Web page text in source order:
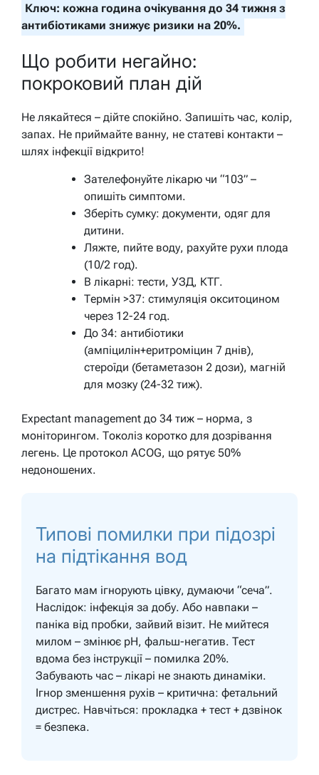
Ключ: кожна година очікування до 34 тижня з
антибіотиками знижує ризики на 20%.
Що робити негайно:
покроковий план дій
Не лякайтеся – дійте спокійно. Запишіть час, колір,
запах. Не приймайте ванну, не статеві контакти –
шлях інфекції відкрито!
Зателефонуйте лікарю чи “103” –
опишіть симптоми.
Зберіть сумку: документи, одяг для
дитини.
Ляжте, пийте воду, рахуйте рухи плода
(10/2 год).
В лікарні: тести, УЗД, КТГ.
Термін >37: стимуляція окситоцином
через 12-24 год.
До 34: антибіотики
(ампіцилін+еритроміцин 7 днів),
стероїди (бетаметазон 2 дози), магній
для мозку (24-32 тиж).
Expectant management до 34 тиж – норма, з
моніторингом. Токоліз коротко для дозрівання
легень. Це протокол ACOG, що рятує 50%
недоношених.
Типові помилки при підозрі
на підтікання вод
Багато мам ігнорують цівку, думаючи “сеча”.
Наслідок: інфекція за добу. Або навпаки –
паніка від пробки, зайвий візит. Не мийтеся
милом – змінює pH, фальш-негатив. Тест
вдома без інструкції – помилка 20%.
Забувають час – лікарі не знають динаміки.
Ігнор зменшення рухів – критична: фетальний
дистрес. Навчіться: прокладка + тест + дзвінок
= безпека.